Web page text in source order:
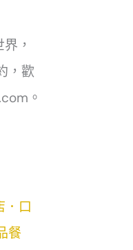
，
，歡
。
．口
餐